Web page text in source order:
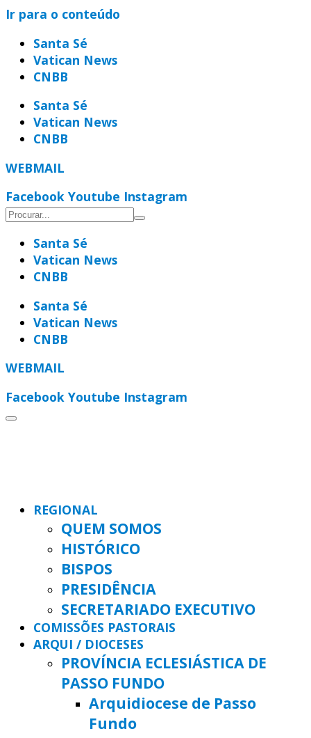
Ir para o conteúdo
Santa Sé
Vatican News
CNBB
Santa Sé
Vatican News
CNBB
WEBMAIL
Facebook Youtube Instagram
Santa Sé
Vatican News
CNBB
Santa Sé
Vatican News
CNBB
WEBMAIL
Facebook Youtube Instagram
REGIONAL
QUEM SOMOS
HISTÓRICO
BISPOS
PRESIDÊNCIA
SECRETARIADO EXECUTIVO
COMISSÕES PASTORAIS
ARQUI / DIOCESES
PROVÍNCIA ECLESIÁSTICA DE
PASSO FUNDO
Arquidiocese de Passo
Fundo